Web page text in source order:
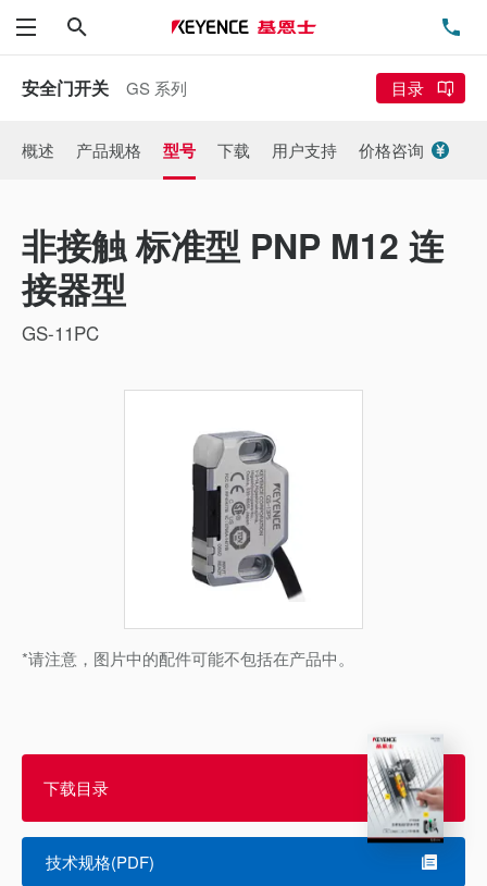
菜单
安全门开关 GS 系列 目录
概述 产品规格 型号 下载 用户支持 价格咨询
非接触 标准型 PNP M12 连
接器型
GS-11PC
*请注意，图片中的配件可能不包括在产品中。
下载目录
技术规格(PDF)